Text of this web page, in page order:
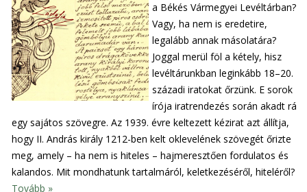
a Békés Vármegyei Levéltárban?
Vagy, ha nem is eredetire,
legalább annak másolatára?
Joggal merül föl a kétely, hisz
levéltárunkban leginkább 18–20.
századi iratokat őrzünk. E sorok
írója iratrendezés során akadt rá
egy sajátos szövegre. Az 1939. évre keltezett kézirat azt állítja,
hogy II. András király 1212-ben kelt oklevelének szövegét őrizte
meg, amely – ha nem is hiteles – hajmeresztően fordulatos és
kalandos. Mit mondhatunk tartalmáról, keletkezéséről, hiteléről?
Tovább »